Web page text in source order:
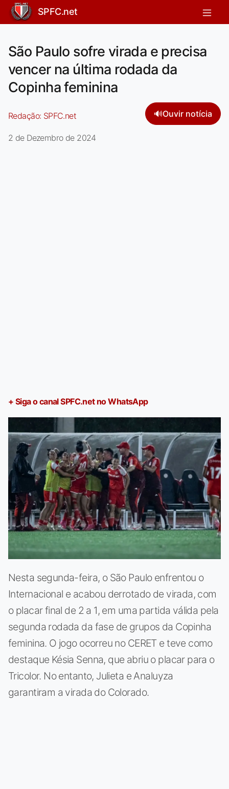
SPFC.net
São Paulo sofre virada e precisa
vencer na última rodada da
Copinha feminina
Redação: SPFC.net 🔊Ouvir notícia
2 de Dezembro de 2024
+ Siga o canal SPFC.net no WhatsApp
Nesta segunda-feira, o São Paulo enfrentou o
Internacional e acabou derrotado de virada, com
o placar final de 2 a 1, em uma partida válida pela
segunda rodada da fase de grupos da Copinha
feminina. O jogo ocorreu no CERET e teve como
destaque Késia Senna, que abriu o placar para o
Tricolor. No entanto, Julieta e Analuyza
garantiram a virada do Colorado.